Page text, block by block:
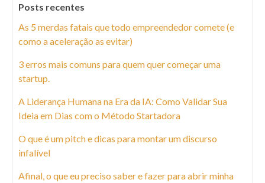
Posts recentes
As 5 merdas fatais que todo empreendedor comete (e
como a aceleração as evitar)
3 erros mais comuns para quem quer começar uma
startup.
A Liderança Humana na Era da IA: Como Validar Sua
Ideia em Dias com o Método Startadora
O que é um pitch e dicas para montar um discurso
infalível
Afinal, o que eu preciso saber e fazer para abrir minha